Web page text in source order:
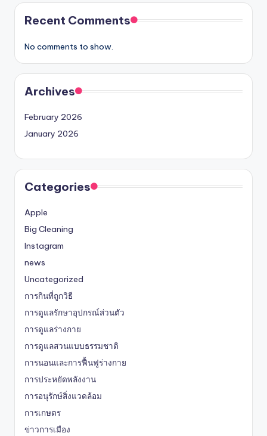
Recent Comments
No comments to show.
Archives
February 2026
January 2026
Categories
Apple
Big Cleaning
Instagram
news
Uncategorized
การกินที่ถูกวิธี
การดูแลรักษาอุปกรณ์ส่วนตัว
การดูแลร่างกาย
การดูแลสวนแบบธรรมชาติ
การนอนและการฟื้นฟูร่างกาย
การประหยัดพลังงาน
การอนุรักษ์สิ่งแวดล้อม
การเกษตร
ข่าวการเมือง